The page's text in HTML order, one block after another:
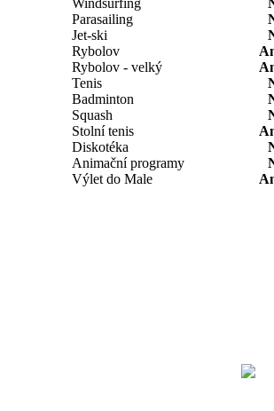
Windsurfing
Parasailing
Jet-ski
Rybolov
Rybolov - velký
Tenis
Badminton
Squash
Stolní tenis
Diskotéka
Animační programy
Výlet do Male